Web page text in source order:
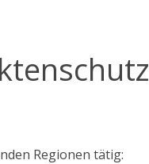
Regionen tätig: